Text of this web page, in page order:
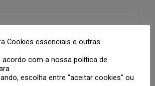
Cookies essenciais e outras
acordo com a nossa política de
escolha entre "aceitar cookies" ou